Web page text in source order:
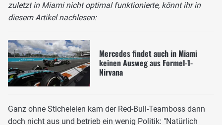
zuletzt in Miami nicht optimal funktionierte, könnt ihr in
diesem Artikel nachlesen:
Mercedes findet auch in Miami
keinen Ausweg aus Formel-1-
Nirvana
Ganz ohne Sticheleien kam der Red-Bull-Teamboss dann
doch nicht aus und betrieb ein wenig Politik: "Natürlich